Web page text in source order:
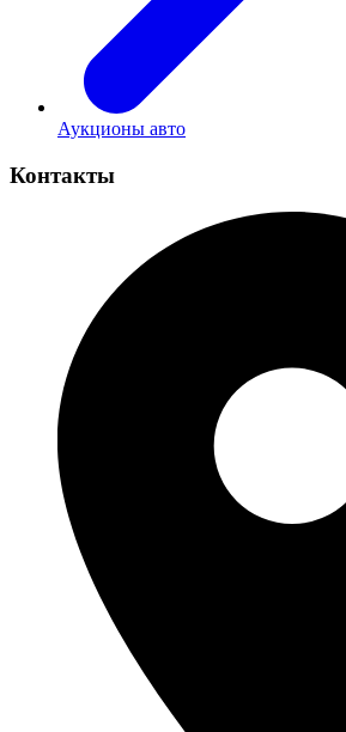
Аукционы авто
Контакты